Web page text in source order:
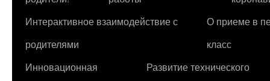
Интерактивное взаимодействие с
родителями
О приеме в
класс
Инновационная
Развитие технического